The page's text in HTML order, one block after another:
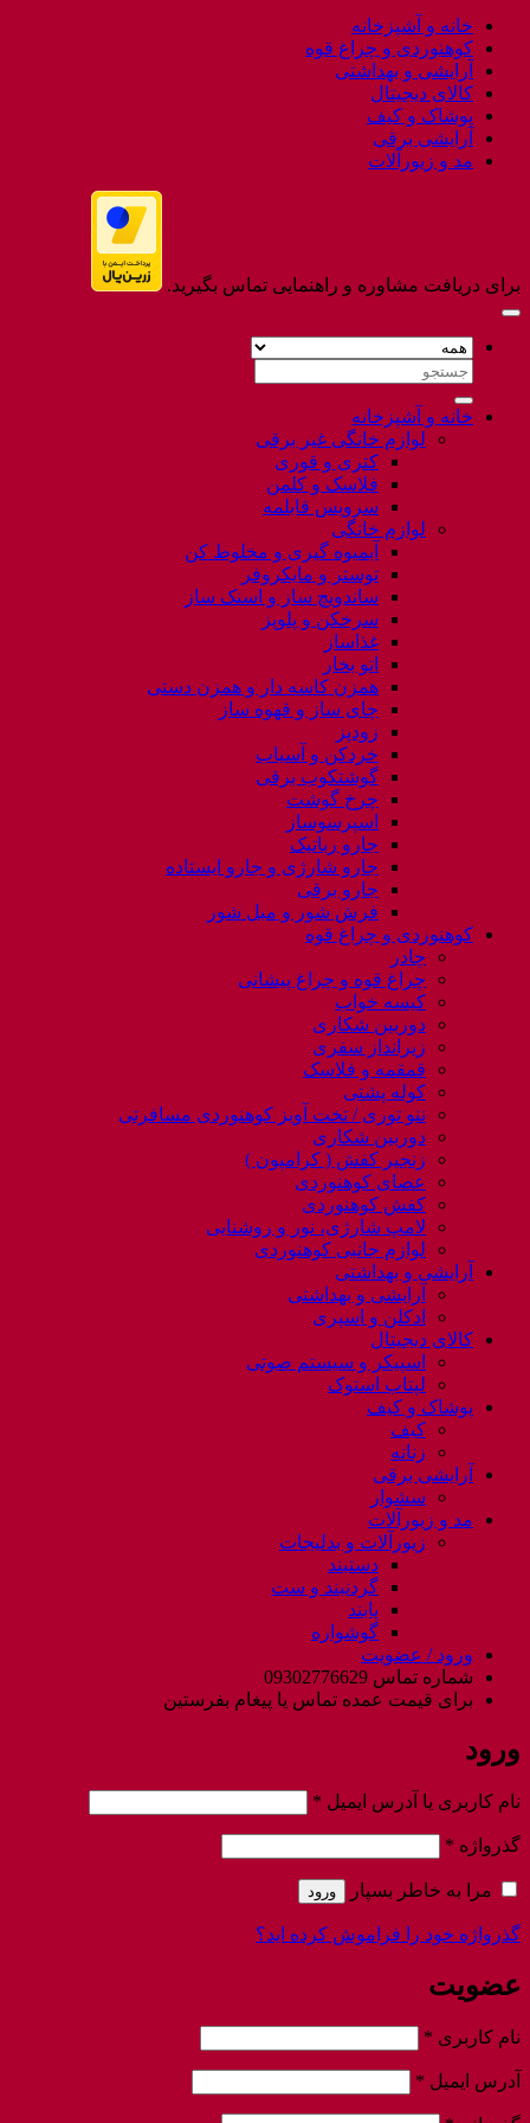
خانه و آشپزخانه
کوهنوردی و چراغ قوه
آرایشی و بهداشتی
کالای دیجیتال
پوشاک و کیف
آرایشی برقی
مد و زیورآلات
برای دریافت مشاوره و راهنمایی تماس بگیرید.
جستجو
خانه و آشپزخانه
لوازم خانگی غیر برقی
کتری و قوری
فلاسک و کلمن
سرویس قابلمه
لوازم خانگی
آبمیوه گیری و مخلوط کن
توستر و مایکروفر
ساندویچ ساز و اسنک ساز
سرخکن و پلوپز
غذاساز
اتو بخار
همزن کاسه دار و همزن دستی
چای ساز و قهوه ساز
زودپز
خردکن و آسیاب
گوشتکوب برقی
چرخ گوشت
اسپرسوساز
جارو رباتیک
جارو شارژی و جارو ایستاده
جارو برقی
فرش شور و مبل شور
کوهنوردی و چراغ قوه
چادر
چراغ قوه و چراغ پیشانی
کیسه خواب
دوربین شکاری
زیرانداز سفری
قمقمه و فلاسک
کوله پشتی
ننو توری / تخت آویز کوهنوردی مسافرتی
دوربین شکاری
زنجیر کفش ( کرامپون )
عصای کوهنوردی
کفش کوهنوردی
لامپ شارژی، نور و روشنایی
لوازم جانبی کوهنوردی
آرایشی و بهداشتی
آرایشی و بهداشتی
ادکلن و اسپری
کالای دیجیتال
اسپیکر و سیستم صوتی
لپتاب استوک
پوشاک و کیف
کیف
زنانه
آرایشی برقی
سشوار
مد و زیورآلات
زیورآلات و بدلیجات
دستبند
گردنبند و ست
پابند
گوشواره
ورود / عضویت
شماره تماس 09302776629
برای قیمت عمده تماس یا پیغام بفرستین
ورود
نام کاربری یا آدرس ایمیل *
گذرواژه *
مرا به خاطر بسپار ورود
گذرواژه خود را فراموش کرده اید؟
عضویت
نام کاربری *
آدرس ایمیل *